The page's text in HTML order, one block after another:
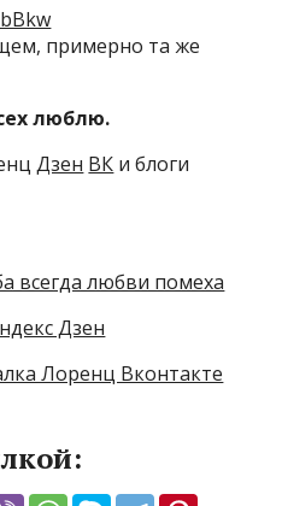
примерно та же
люблю.
Дзен ВК и блоги
всегда любви помеха
Дзен
Лоренц Вконтакте